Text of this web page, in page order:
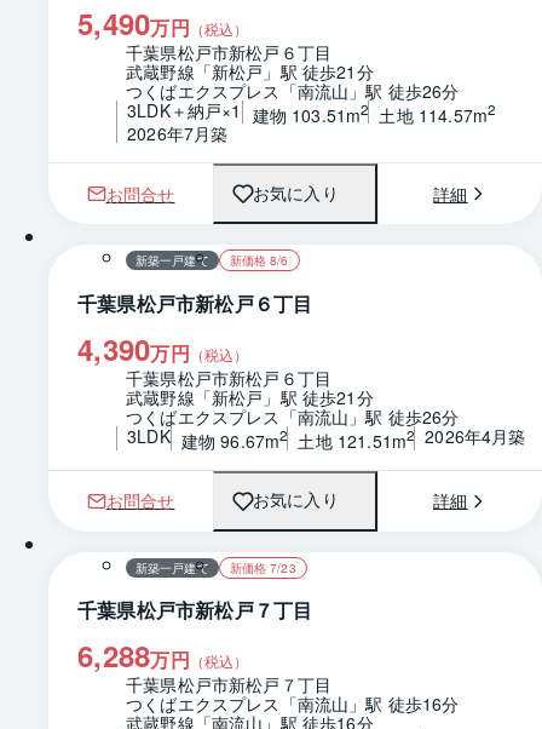
5,490万円 （税込）
千葉県松戸市新松戸６丁目
武蔵野線「新松戸」駅 徒歩21分
つくばエクスプレス「南流山」駅 徒歩26分
3LDK＋納戸×1
建物 103.51m2 土地 114.57m2
2026年7月築
お問合せ お気に入り 詳細
1 / 0 間取り
新築一戸建て 新価格 8/6
千葉県松戸市新松戸６丁目
4,390万円 （税込）
千葉県松戸市新松戸６丁目
武蔵野線「新松戸」駅 徒歩21分
つくばエクスプレス「南流山」駅 徒歩26分
3LDK 建物 96.67m2 土地 121.51m2 2026年4月築
お問合せ お気に入り 詳細
1 / 0 間取り
新築一戸建て 新価格 7/23
千葉県松戸市新松戸７丁目
6,288万円 （税込）
千葉県松戸市新松戸７丁目
つくばエクスプレス「南流山」駅 徒歩16分
武蔵野線「南流山」駅 徒歩16分